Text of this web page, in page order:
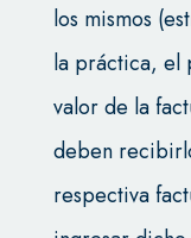
los mismos
la práctica, el
valor de la
deben
respectiva